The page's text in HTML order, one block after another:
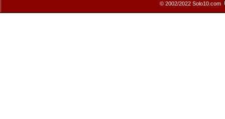
© 2002/2022 Solo10.com